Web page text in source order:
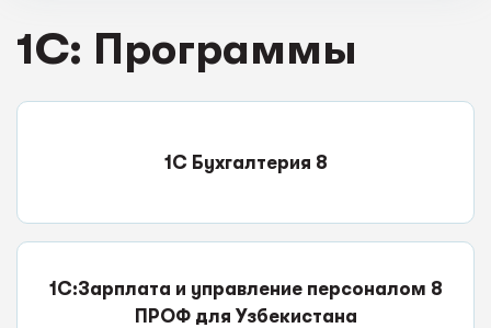
1C: Программы
1С Бухгалтерия 8
1С:Зарплата и управление персоналом 8
ПРОФ для Узбекистана